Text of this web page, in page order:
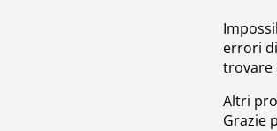
errori
trovare
Altri
Grazie